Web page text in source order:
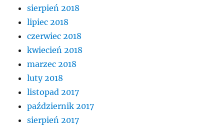
sierpień 2018
lipiec 2018
czerwiec 2018
kwiecień 2018
marzec 2018
luty 2018
listopad 2017
październik 2017
sierpień 2017